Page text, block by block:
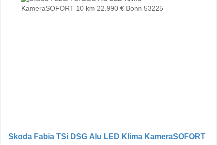
Skoda Fabia TSi DSG Alu LED Klima KameraSOFORT